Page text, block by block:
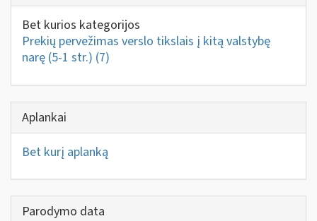
Bet kurios kategorijos
Prekių pervežimas verslo tikslais į kitą valstybę
narę (5-1 str.) (7)
Aplankai
Bet kurį aplanką
Parodymo data